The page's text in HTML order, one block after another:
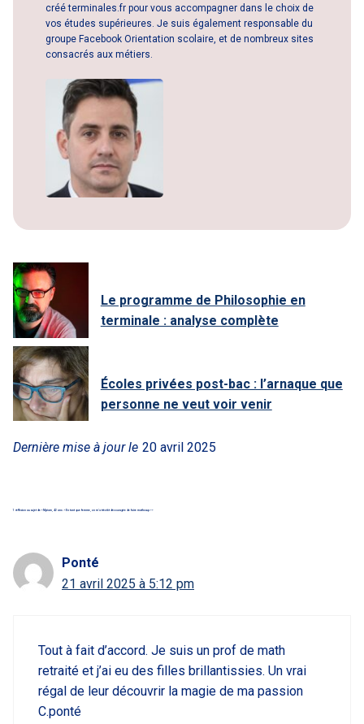
créé terminales.fr pour vous accompagner dans le choix de
vos études supérieures. Je suis également responsable du
groupe Facebook Orientation scolaire, et de nombreux sites
consacrés aux métiers.
Le programme de Philosophie en
terminale : analyse complète
Écoles privées post-bac : l’arnaque que
personne ne veut voir venir
Dernière mise à jour le 20 avril 2025
1 réflexion au sujet de « Myriam, 42 ans : « En tant que femme, on m’a très tôt découragée de faire maths sup » »
Ponté
21 avril 2025 à 5:12 pm
Tout à fait d’accord. Je suis un prof de math
retraité et j’ai eu des filles brillantissies. Un vrai
régal de leur découvrir la magie de ma passion
C.ponté